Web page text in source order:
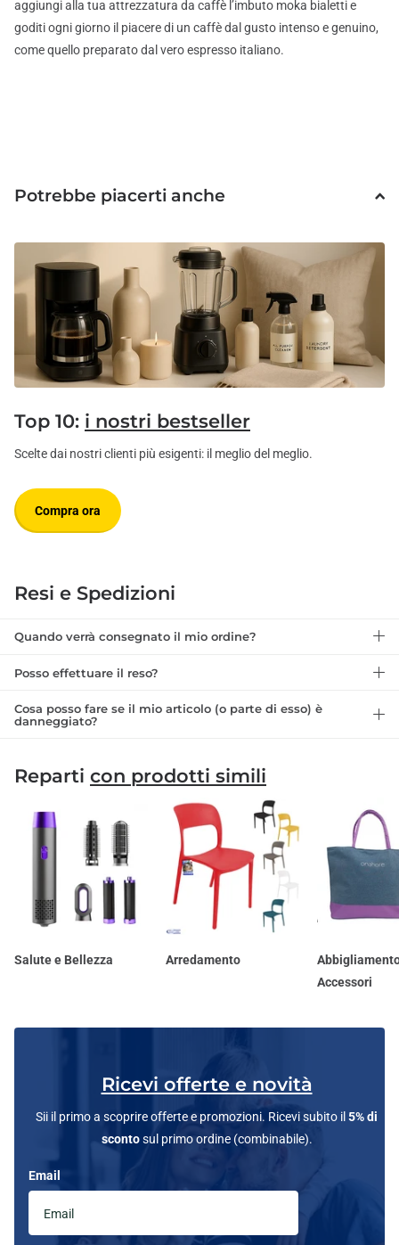
aggiungi alla tua attrezzatura da caffè l’imbuto moka bialetti e
goditi ogni giorno il piacere di un caffè dal gusto intenso e genuino,
come quello preparato dal vero espresso italiano.
Potrebbe piacerti anche
Top 10: i nostri bestseller
Scelte dai nostri clienti più esigenti: il meglio del meglio.
Compra ora
Resi e Spedizioni
Quando verrà consegnato il mio ordine?
Posso effettuare il reso?
Cosa posso fare se il mio articolo (o parte di esso) è
danneggiato?
Reparti con prodotti simili
Salute e Bellezza Arredamento
Accessori
Ricevi offerte e novità
Sii il primo a scoprire offerte e promozioni. Ricevi subito il 5% di
scontosul primo ordine (combinabile).
Email